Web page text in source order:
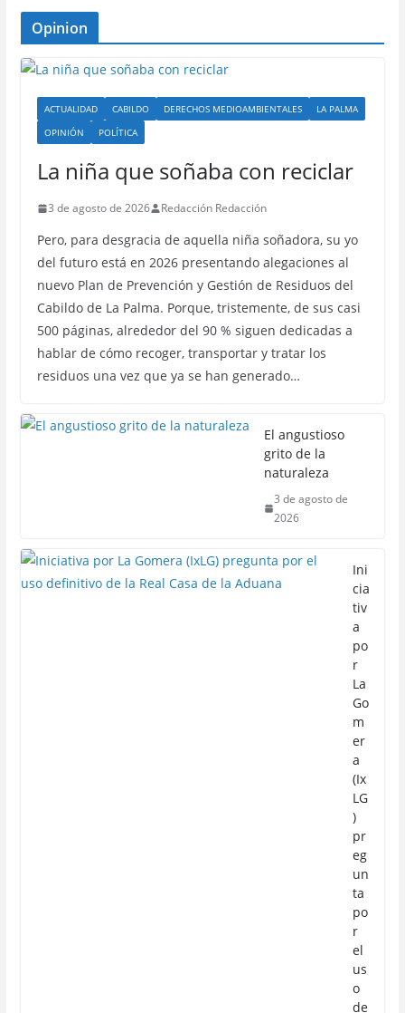
Opinion
ACTUALIDAD CABILDO DERECHOS MEDIOAMBIENTALES
LA PALMA
OPINIÓN
POLÍTICA
La niña que soñaba con reciclar
3 de agosto de 2026 Redacción Redacción
Pero, para desgracia de aquella niña soñadora, su yo
del futuro está en 2026 presentando alegaciones al
nuevo Plan de Prevención y Gestión de Residuos del
Cabildo de La Palma. Porque, tristemente, de sus casi
500 páginas, alrededor del 90 % siguen dedicadas a
hablar de cómo recoger, transportar y tratar los
residuos una vez que ya se han generado…
El angustioso
grito de la
naturaleza
3 de agosto de
2026
Ini
cia
tiv
a
po
r
La
Go
m
er
a
(Ix
LG
)
pr
eg
un
ta
po
r
el
us
o
de